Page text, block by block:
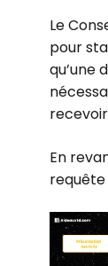
Le
pour
qu’une
En
requête